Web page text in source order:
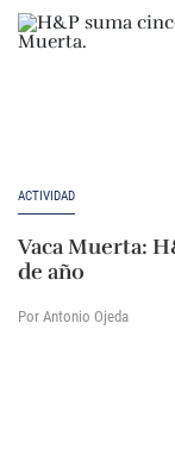
ACTIVIDAD
Vaca Muerta:
de año
Por Antonio Ojeda